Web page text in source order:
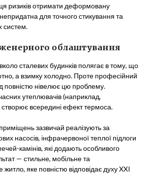
ризиків отримати деформовану
для точного стикування та
систем.
облаштування
сталевих будинків полягає в тому, що
а взимку холодно. Проте професійний
повністю нівелює цю проблему.
утеплювачів (наприклад,
створює всередині ефект термоса.
зазвичай реалізують за
насосів, інфрачервоної теплої підлоги
камінів, які додають особливого
— стильне, мобільне та
яке повністю відповідає духу XXI